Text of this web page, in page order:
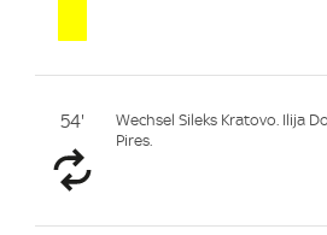
54'
Wechsel Sileks Kratovo. Ilija
Pires.